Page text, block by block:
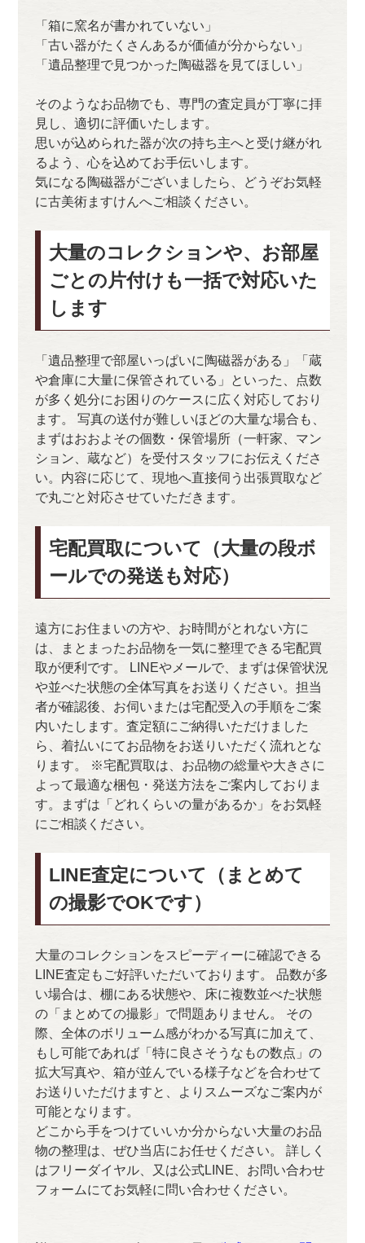
「箱に窯名が書かれていない」
「古い器がたくさんあるが価値が分からない」
「遺品整理で見つかった陶磁器を見てほしい」
そのようなお品物でも、専門の査定員が丁寧に拝
見し、適切に評価いたします。
思いが込められた器が次の持ち主へと受け継がれ
るよう、心を込めてお手伝いします。
気になる陶磁器がございましたら、どうぞお気軽
に古美術ますけんへご相談ください。
大量のコレクションや、お部屋
ごとの片付けも一括で対応いた
します
「遺品整理で部屋いっぱいに陶磁器がある」「蔵
や倉庫に大量に保管されている」といった、点数
が多く処分にお困りのケースに広く対応しており
ます。 写真の送付が難しいほどの大量な場合も、
まずはおおよその個数・保管場所（一軒家、マン
ション、蔵など）を受付スタッフにお伝えくださ
い。内容に応じて、現地へ直接伺う出張買取など
で丸ごと対応させていただきます。
宅配買取について（大量の段ボ
ールでの発送も対応）
遠方にお住まいの方や、お時間がとれない方に
は、まとまったお品物を一気に整理できる宅配買
取が便利です。 LINEやメールで、まずは保管状況
や並べた状態の全体写真をお送りください。担当
者が確認後、お伺いまたは宅配受入の手順をご案
内いたします。査定額にご納得いただけました
ら、着払いにてお品物をお送りいただく流れとな
ります。 ※宅配買取は、お品物の総量や大きさに
よって最適な梱包・発送方法をご案内しておりま
す。まずは「どれくらいの量があるか」をお気軽
にご相談ください。
LINE査定について（まとめて
の撮影でOKです）
大量のコレクションをスピーディーに確認できる
LINE査定もご好評いただいております。 品数が多
い場合は、棚にある状態や、床に複数並べた状態
の「まとめての撮影」で問題ありません。 その
際、全体のボリューム感がわかる写真に加えて、
もし可能であれば「特に良さそうなもの数点」の
拡大写真や、箱が並んでいる様子などを合わせて
お送りいただけますと、よりスムーズなご案内が
可能となります。
どこから手をつけていいか分からない大量のお品
物の整理は、ぜひ当店にお任せください。 詳しく
はフリーダイヤル、又は公式LINE、お問い合わせ
フォームにてお気軽に問い合わせください。